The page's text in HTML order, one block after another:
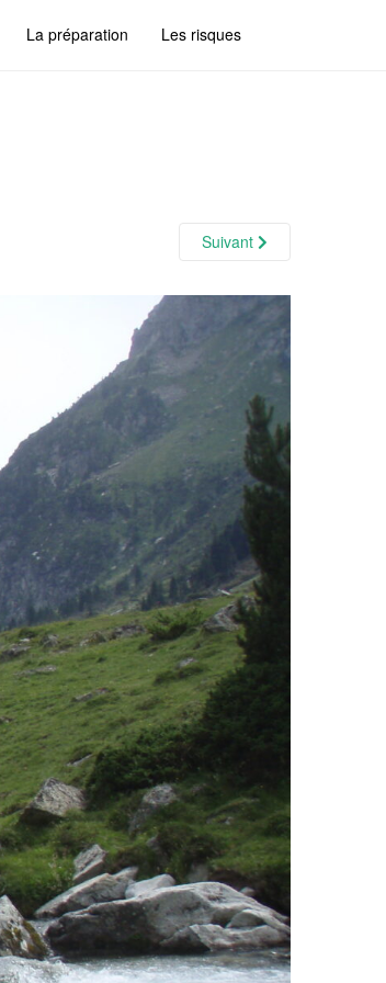
La préparation Les risques
Suivant